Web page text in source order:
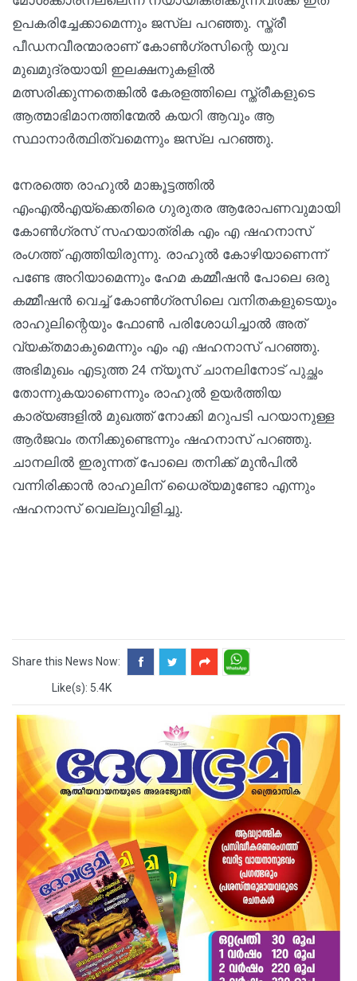
ഉപകരിച്ചേക്കാമെന്നും ജസ്‌ല പറഞ്ഞു. സ്ത്രീ
പീഡനവീരന്മാരാണ് കോൺഗ്രസിന്റെ യുവ
മുഖമുദ്രയായി ഇലക്ഷനുകളിൽ
മത്സരിക്കുന്നതെങ്കിൽ കേരളത്തിലെ സ്ത്രീകളുടെ
ആത്മാഭിമാനത്തിന്മേൽ കയറി ആവും ആ
സ്ഥാനാർത്ഥിത്വമെന്നും ജസ്‌ല പറഞ്ഞു.
നേരത്തെ രാഹുൽ മാങ്കൂട്ടത്തിൽ
എംഎൽഎയ്ക്കെതിരെ ഗുരുതര ആരോപണവുമായി
കോൺഗ്രസ് സഹയാത്രിക എം എ ഷഹനാസ്
രംഗത്ത് എത്തിയിരുന്നു. രാഹുൽ കോഴിയാണെന്ന്
പണ്ടേ അറിയാമെന്നും ഹേമ കമ്മീഷൻ പോലെ ഒരു
കമ്മീഷൻ വെച്ച് കോൺഗ്രസിലെ വനിതകളുടെയും
രാഹുലിന്റെയും ഫോൺ പരിശോധിച്ചാൽ അത്
വ്യക്തമാകുമെന്നും എം എ ഷഹനാസ് പറഞ്ഞു.
അഭിമുഖം എടുത്ത 24 ന്യൂസ് ചാനലിനോട് പുച്ഛം
തോന്നുകയാണെന്നും രാഹുൽ ഉയർത്തിയ
കാര്യങ്ങളിൽ മുഖത്ത് നോക്കി മറുപടി പറയാനുള്ള
ആർജവം തനിക്കുണ്ടെന്നും ഷഹനാസ് പറഞ്ഞു.
ചാനലിൽ ഇരുന്നത് പോലെ തനിക്ക് മുൻപിൽ
വന്നിരിക്കാൻ രാഹുലിന് ധൈര്യമുണ്ടോ എന്നും
ഷഹനാസ് വെല്ലുവിളിച്ചു.
Share this News Now:
Like(s): 5.4K